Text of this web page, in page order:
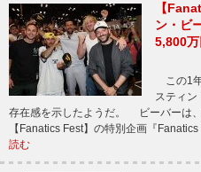
【
ン・ビ
5,800
この1
スティン
存在感を示したようだ。 ビーバーは
【Fanatics Fest】の特別企画『
読む